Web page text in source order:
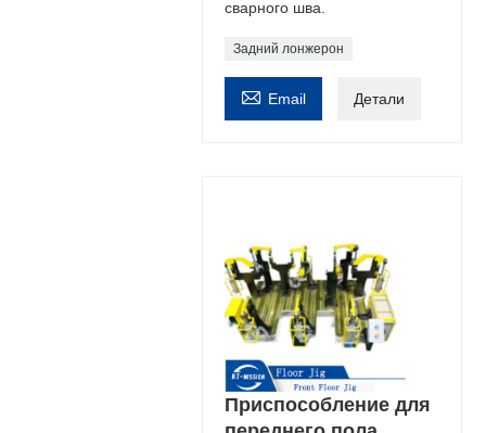
сварного шва.
Задний лонжерон
 Email Детали
Приспособление для